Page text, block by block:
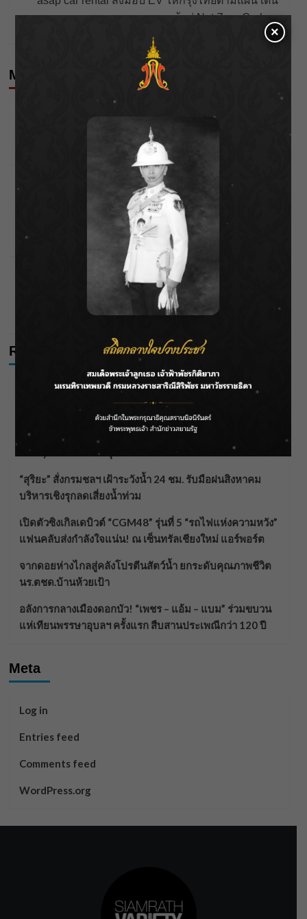
หน้าสู่ Net Zero Carbon
More Stories
นัตตี้” ยอมรับชีวิตไอดอลไม่ง่าย 10 ปีที่ต้องสู้จนมีวัน
“เป็กกี้ ศรีธัญญา” ไม่เข็ดกับความรัก !! แม้จะมีรักครั้ง
ใหม่ที่สดใสกว่าเดิม แต่ยอมรับว่าเธอไม่คิดจะแต่งงาน
วิวาห์ล่ม “กระติ๊บ ชวัลกร” ประกาศยุติความสัมพันธ์
24/01/2026
Recent Posts
ลุยไม่หยุด!! กรมชลฯ เร่งเคลียร์ผักตบชวา-ติดตั้งเครื่องสูบ
“BILLKIN” สร้างความภาคภูมิใจ คว้ารางวัลใหญ่ Weibo
Malaysia พร้อมโชว์สุดประทับใจ
“สุริยะ” สั่งกรมชลฯ เฝ้าระวังน้ำ 24 ชม. รับมือฝนสิงหาคม
บริหารเชิงรุกลดเสี่ยงน้ำท่วม
เปิดตัวซิงเกิลเดบิวต์ “CGM48” รุ่นที่ 5 “รถไฟแห่งความหวัง”
แฟนคลับส่งกำลังใจแน่น! ณ เซ็นทรัลเชียงใหม่ แอร์พอร์ต
จากดอยห่างไกลสู่คลังโปรตีนสัตว์น้ำ ยกระดับคุณภาพชีวิต
นร.ตชด.บ้านห้วยเป้า
อลังการกลางเมืองดอกบัว! “เพชร – แอ้ม – แบม” ร่วมขบวน
แห่เทียนพรรษาอุบลฯ ครั้งแรก สืบสานประเพณีกว่า 120 ปี
Meta
Log in
Entries feed
Comments feed
WordPress.org
×